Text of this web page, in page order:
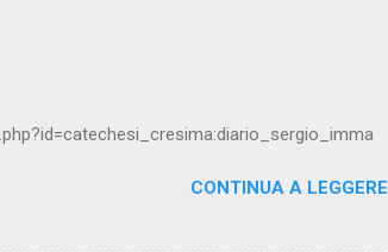
CONTINUA A LEGGERE